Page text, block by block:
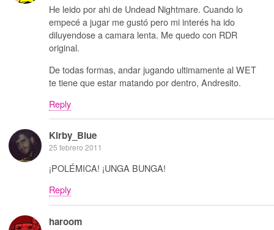
He leido por ahi de Undead Nightmare. Cuando lo
empecé a jugar me gustó pero mi interés ha ido
diluyendose a camara lenta. Me quedo con RDR
original.
De todas formas, andar jugando ultimamente al WET
te tiene que estar matando por dentro, Andresito.
Reply
Kirby_Blue
25 febrero 2011
¡POLÉMICA! ¡UNGA BUNGA!
Reply
haroom